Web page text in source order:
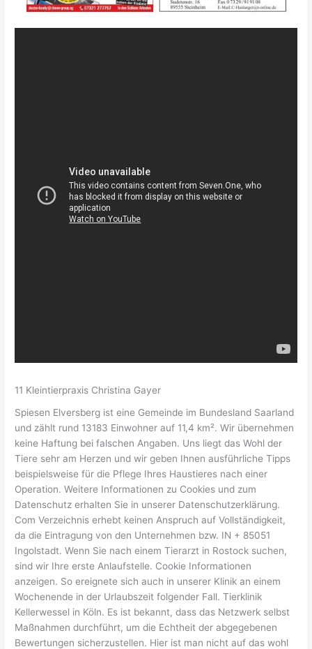
11 Kleintierpraxis Christina Gayer
Spiesen Elversberg ist eine Gemeinde im Bundesland Saarland
und zählt rund 13183 Einwohner auf 11,4 km². Wir übernehmen
keine Haftung bei falschen Angaben. Uns liegt das Wohl der
Tiere sehr am Herzen und wir geben Ihnen ausführliche Tipps
beispielsweise für die Pflege Ihres Haustieres nach einer
Operation. Weitere Informationen zu Cookies und zum
Datenschutz erhalten Sie in unserer Datenschutzerklärung.
Com Verzeichnis erhebt keinen Anspruch auf Vollständigkeit,
da die Eintragung von den Unternehmen bzw. IN + 85051
Ingolstadt. Wenn Sie nach einem Tierarzt in Rostock suchen,
sind wir Ihre erste Anlaufstelle. Cookie Informationen
anzeigen. So ereignete sich auch in unserer Klinik an einem
Wochenende in der Urlaubszeit folgender Fall. Tierklinik
Kellerwessel in Köln. Es ist bekannt, dass das Netzwerk selbst
Maßnahmen durchführt, um die Echtheit der abgegebenen
Bewertungen sicherzustellen. Hier ist man nicht auf das wohl